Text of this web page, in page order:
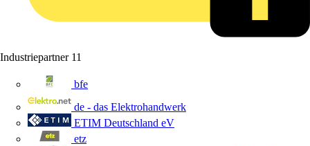
Industriepartner 11
bfe
de - das Elektrohandwerk
ETIM Deutschland eV
etz